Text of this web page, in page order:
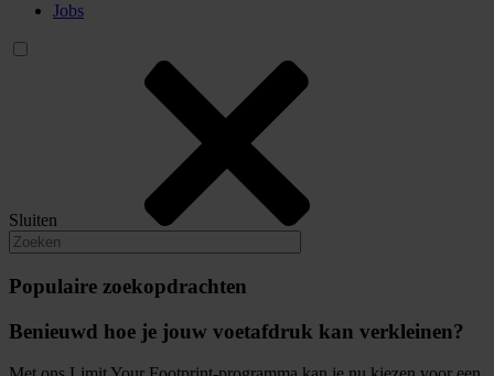
Jobs
Sluiten
Populaire zoekopdrachten
Benieuwd hoe je jouw voetafdruk kan verkleinen?